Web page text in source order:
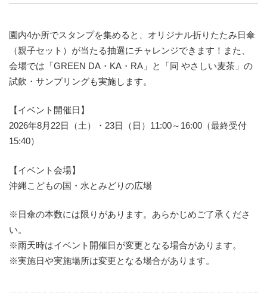
園内4か所でスタンプを集めると、オリジナル折りたたみ日傘
（親子セット）が当たる抽選にチャレンジできます！また、
会場では「GREEN DA・KA・RA」と「同 やさしい麦茶」の
試飲・サンプリングも実施します。
【イベント開催日】
2026年8月22日（土）・23日（日）11:00～16:00（最終受付
15:40）
【イベント会場】
沖縄こどもの国・水とみどりの広場
※日傘の本数には限りがあります。あらかじめご了承くださ
い。
※雨天時はイベント開催日が変更となる場合があります。
※実施日や実施場所は変更となる場合があります。